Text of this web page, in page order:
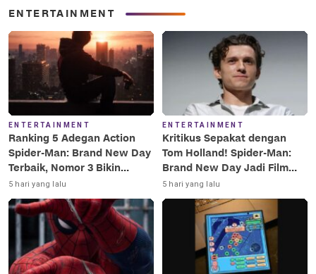
ENTERTAINMENT
ENTERTAINMENT
Ranking 5 Adegan Action
Spider-Man: Brand New Day
Terbaik, Nomor 3 Bikin
Terkesima!
5 hari yang lalu
ENTERTAINMENT
Kritikus Sepakat dengan
Tom Holland! Spider-Man:
Brand New Day Jadi Film
Terbaik Era MCU
5 hari yang lalu